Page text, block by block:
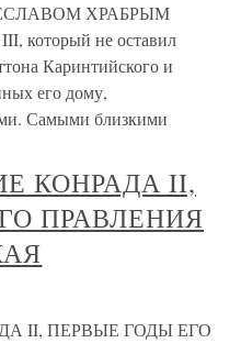
ХРАБРЫМ
который не оставил
Каринтийского и
его дому,
Самыми близкими
КОНРАДА II,
ПРАВЛЕНИЯ
II, ПЕРВЫЕ ГОДЫ ЕГО